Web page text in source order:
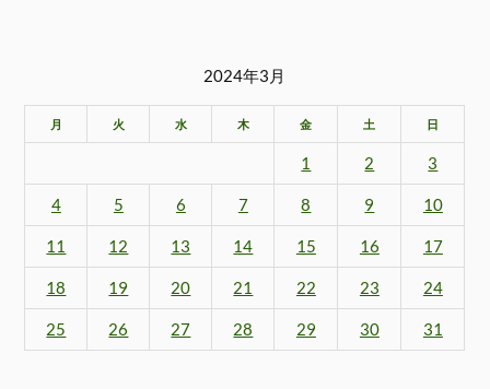
2024年3月
月 火 水 木 金 土 日
1 2 3
4 5 6 7 8 9 10
11 12 13 14 15 16 17
18 19 20 21 22 23 24
25 26 27 28 29 30 31